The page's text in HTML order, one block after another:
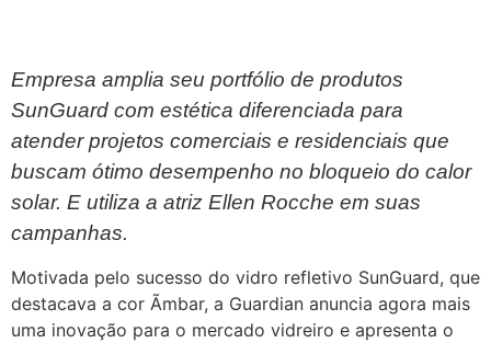
Empresa amplia seu portfólio de produtos
SunGuard com estética diferenciada para
atender projetos comerciais e residenciais que
buscam ótimo desempenho no bloqueio do calor
solar. E utiliza a atriz Ellen Rocche em suas
campanhas.
Motivada pelo sucesso do vidro refletivo SunGuard, que
destacava a cor Ãmbar, a Guardian anuncia agora mais
uma inovação para o mercado vidreiro e apresenta o